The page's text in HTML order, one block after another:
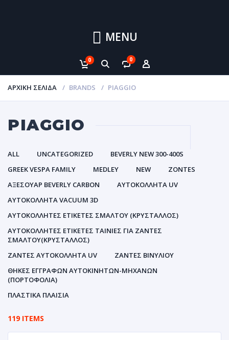
MENU
0 0
ΑΡΧΙΚΉ ΣΕΛΊΔΑ BRANDS PIAGGIO
PIAGGIO
ALL UNCATEGORIZED
BEVERLY NEW 300-400S
GREEK VESPA FAMILY
MEDLEY NEW
ZONTES
ΑΞΕΣΟΥΑΡ BEVERLY CARBON
ΑΥΤΟΚΌΛΛΗΤΑ UV
ΑΥΤΟΚΌΛΛΗΤΑ VACUUM 3D
ΑΥΤΟΚΌΛΛΗΤΕΣ ΕΤΙΚΈΤΕΣ ΣΜΆΛΤΟΥ (ΚΡΥΣΤΑΛΛΟΣ)
ΑΥΤΟΚΌΛΛΗΤΕΣ ΕΤΙΚΈΤΕΣ ΤΑΙΝΊΕΣ ΓΙΑ ΖΆΝΤΕΣ
ΣΜΆΛΤΟΥ(ΚΡΎΣΤΑΛΛΟΣ)
ΖΆΝΤΕΣ ΑΥΤΟΚΌΛΛΗΤΑ UV
ΖΆΝΤΕΣ ΒΙΝΥΛΊΟΥ
ΘΉΚΕΣ ΕΓΓΡΆΦΩΝ ΑΥΤΟΚΙΝΗΤΩΝ-ΜΗΧΑΝΩΝ
(ΠΟΡΤΟΦΌΛΙΑ)
ΠΛΑΣΤΙΚΆ ΠΛΑΊΣΙΑ
119 ITEMS